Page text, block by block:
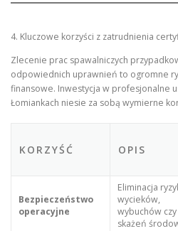
4. Kluczowe korzyści z zatrudnienia
Zlecenie prac spawalniczych
odpowiednich uprawnień to ogromne
finansowe. Inwestycja w profesjonalne
Łomiankach niesie za sobą wymierne
KORZYŚĆ OPIS
Bezpieczeństwo
operacyjne
Eliminacja
wycieków,
wybuchów czy
skażeń